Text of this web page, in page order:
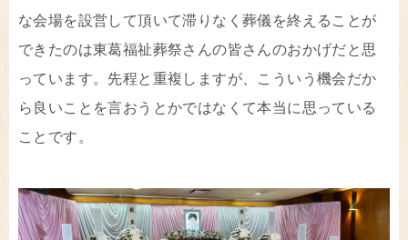
な会場を設営して頂いて滞りなく葬儀を終えることが
できたのは東葛福祉葬祭さんの皆さんのおかげだと思
っています。先程と重複しますが、こういう機会だか
ら良いことを言おうとかではなくて本当に思っている
ことです。